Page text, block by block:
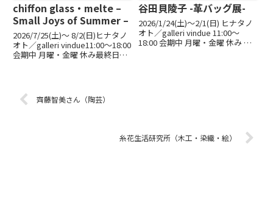
chiffon glass・melte –
Small Joys of Summer –
2026/7/25(土)〜 8/2(日)ヒナタノ
オト／galleri vindue11:00～18:00
会期中 月曜・金曜 休み最終日
谷田貝陵子 -革バッグ展-
2026/1/24(土)〜2/1(日) ヒナタノ
オト／galleri vindue 11:00～
18:00 会期中 月曜・金曜 休み 最
齊藤智美さん（陶芸）
糸花生活研究所（木工・染織・絵）